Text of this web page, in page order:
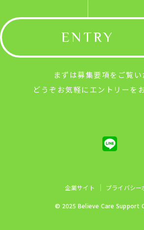
ENTRY
まずは募集要項をご覧い
どうぞお気軽にエントリーを
企業サイト プライバシー
© 2025 Believe Care Support